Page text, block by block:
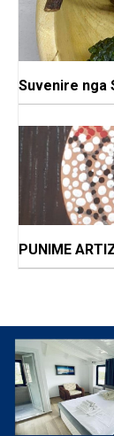
Suvenire nga
PUNIME